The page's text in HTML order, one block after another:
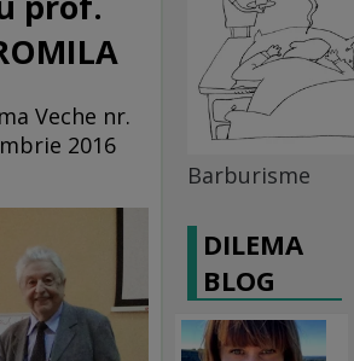
Veche nr.
2016
Barburisme
DILEMA
BLOG